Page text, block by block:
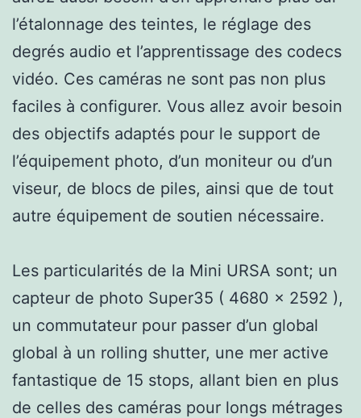
l’étalonnage des teintes, le réglage des
degrés audio et l’apprentissage des codecs
vidéo. Ces caméras ne sont pas non plus
faciles à configurer. Vous allez avoir besoin
des objectifs adaptés pour le support de
l’équipement photo, d’un moniteur ou d’un
viseur, de blocs de piles, ainsi que de tout
autre équipement de soutien nécessaire.
Les particularités de la Mini URSA sont; un
capteur de photo Super35 ( 4680 x 2592 ),
un commutateur pour passer d’un global
global à un rolling shutter, une mer active
fantastique de 15 stops, allant bien en plus
de celles des caméras pour longs métrages